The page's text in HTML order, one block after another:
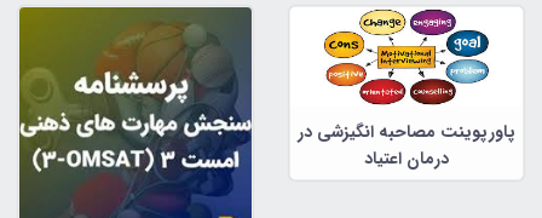
پاورپوینت مصاحبه انگیزشی در
درمان اعتیاد